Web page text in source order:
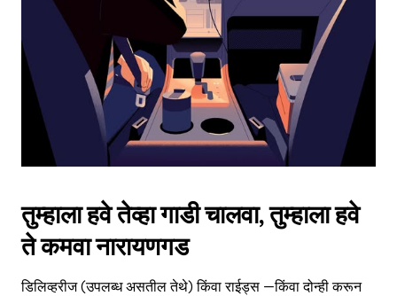
the
calendar.
तुम्हाला हवे तेव्हा गाडी चालवा, तुम्हाला हवे
ते कमवा नारायणगड
डिलिव्हरीज (उपलब्ध असतील तेथे) किंवा राईड्स —किंवा दोन्ही करून